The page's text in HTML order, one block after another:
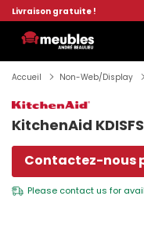
Livraison gratuite !
Accueil Non-Web/Display
KitchenAid
Contactez-nous
Please contact us for